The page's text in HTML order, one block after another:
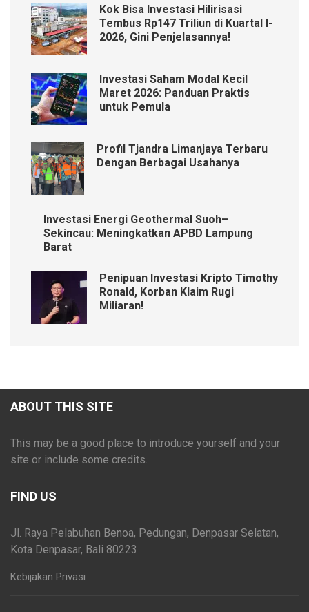
Kok Bisa Investasi Hilirisasi
Tembus Rp147 Triliun di Kuartal I-
2026, Gini Penjelasannya!
Investasi Saham Modal Kecil
Maret 2026: Panduan Praktis
untuk Pemula
Profil Tjandra Limanjaya Terbaru
Dengan Berbagai Usahanya
Investasi Energi Geothermal Suoh–
Sekincau: Meningkatkan APBD Lampung
Barat
Penipuan Investasi Kripto Timothy
Ronald, Korban Klaim Rugi
Miliaran!
ABOUT THIS SITE
This may be a good place to introduce yourself and your
site or include some credits.
FIND US
Jl. Raya Pelabuhan Benoa, Pedungan, Denpasar Selatan,
Kota Denpasar, Bali 80223
Kebijakan Privasi